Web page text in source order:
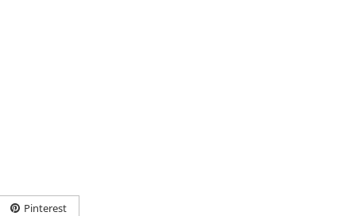
Pinterest